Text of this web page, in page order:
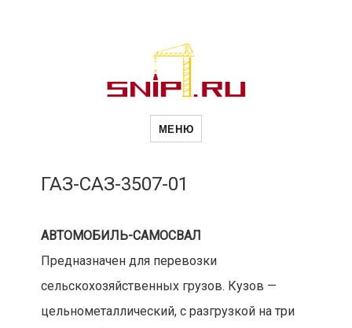
Новости
и
МЕНЮ
ГАЗ-САЗ-3507-01
АВТОМОБИЛЬ-САМОСВАЛ
Предназначен для перевозки
сельскохозяйственных грузов. Кузов —
цельнометаллический, с разгрузкой на три